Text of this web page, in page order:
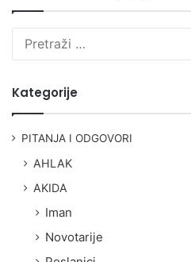
Kategorije
PITANJA I ODGOVORI
AHLAK
AKIDA
Iman
Novotarije